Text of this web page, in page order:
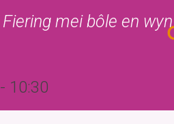
Fiering mei bôle en wyn
- 10:30